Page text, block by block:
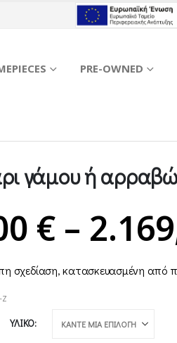
PRE-OWNED
γάμου ή
€ –
σχεδίαση, κατασκευασμένη από
ΥΛΙΚΌ